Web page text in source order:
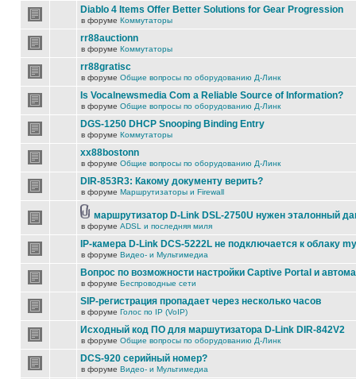
Diablo 4 Items Offer Better Solutions for Gear Progression
в форуме Коммутаторы
rr88auctionn
в форуме Коммутаторы
rr88gratisc
в форуме Общие вопросы по оборудованию Д-Линк
Is Vocalnewsmedia Com a Reliable Source of Information?
в форуме Общие вопросы по оборудованию Д-Линк
DGS-1250 DHCP Snooping Binding Entry
в форуме Коммутаторы
xx88bostonn
в форуме Общие вопросы по оборудованию Д-Линк
DIR-853R3: Какому документу верить?
в форуме Маршрутизаторы и Firewall
маршрутизатор D-Link DSL-2750U нужен эталонный
в форуме ADSL и последняя миля
IP-камера D-Link DCS-5222L не подключается к облаку
в форуме Видео- и Мультимедиа
Вопрос по возможности настройки Captive Portal и
в форуме Беспроводные сети
SIP-регистрация пропадает через несколько часов
в форуме Голос по IP (VoIP)
Исходный код ПО для маршутизатора D-Link DIR-842V2
в форуме Общие вопросы по оборудованию Д-Линк
DCS-920 серийный номер?
в форуме Видео- и Мультимедиа